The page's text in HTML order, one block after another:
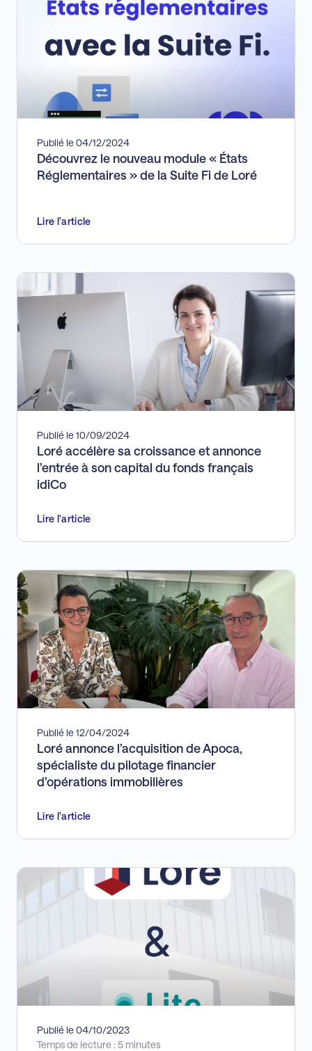
Publié le 04/12/2024
Découvrez le nouveau module « États
Réglementaires » de la Suite Fi de Loré
Lire l'article
Publié le 10/09/2024
Loré accélère sa croissance et annonce
l’entrée à son capital du fonds français
idiCo
Lire l'article
Publié le 12/04/2024
Loré annonce l’acquisition de Apoca,
spécialiste du pilotage financier
d’opérations immobilières
Lire l'article
Publié le 04/10/2023
Temps de lecture : 5 minutes